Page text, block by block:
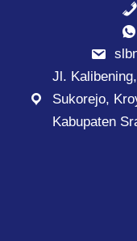
Jl.
Sukorejo,
Kabupaten